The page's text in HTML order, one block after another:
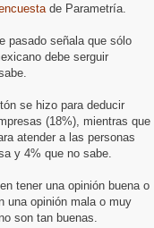
de Parametría.
pasado señala que sólo
debe serguir
se hizo para deducir
(18%), mientras que
atender a las personas
y 4% que no sabe.
tener una opinión buena o
una opinión mala o muy
son tan buenas.